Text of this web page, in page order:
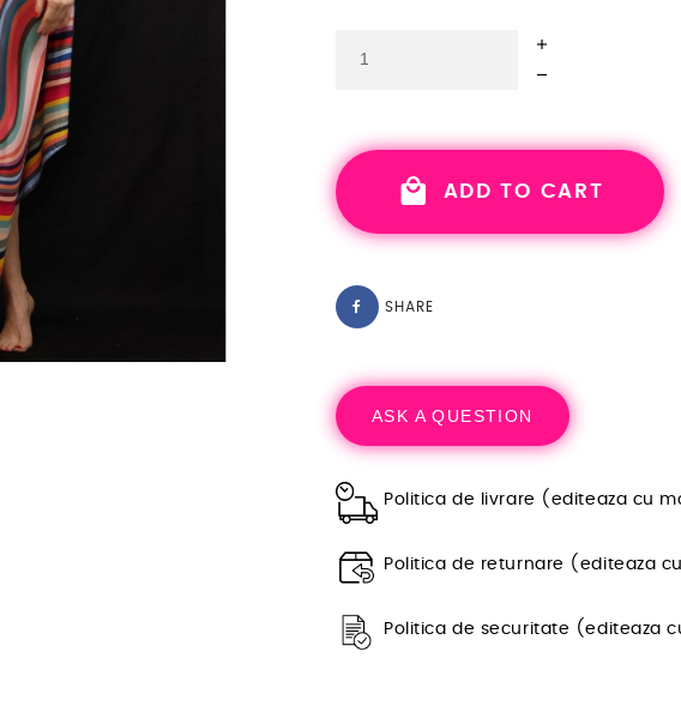
ADD TO CART
SHARE
ASK A QUESTION
Politica de livrare (editeaza cu
Politica de returnare (editeaza
Politica de securitate (editeaza